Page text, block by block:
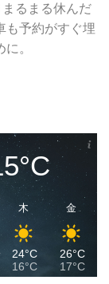
るまる休んだ
も予約がすぐ埋
。
木
24°C
16°C
金
26°C
17°C